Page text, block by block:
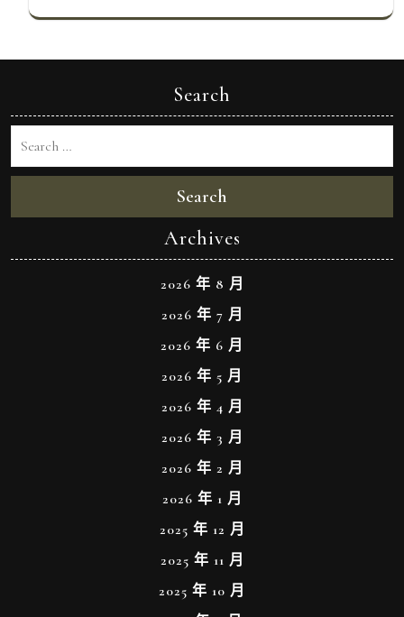
Search
Search
Archives
2026 年 8 月
2026 年 7 月
2026 年 6 月
2026 年 5 月
2026 年 4 月
2026 年 3 月
2026 年 2 月
2026 年 1 月
2025 年 12 月
2025 年 11 月
2025 年 10 月